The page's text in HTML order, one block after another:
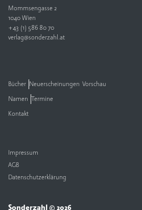
Mommsengasse 2
1040 Wien
+43 (1) 586 80 70
verlag@sonderzahl.at
Bücher Neuerscheinungen Vorschau
Namen Termine
Kontakt
Impressum
AGB
Datenschutzerklärung
Sonderzahl © 2026